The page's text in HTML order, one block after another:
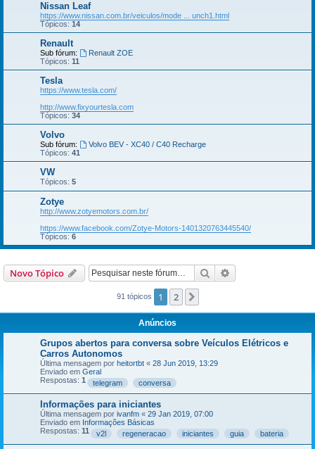
Nissan Leaf
https://www.nissan.com.br/veiculos/mode ... unch1.html
Tópicos: 14
Renault
Sub fórum:
Renault ZOE
Tópicos: 11
Tesla
https://www.tesla.com/
http://www.fixyourtesla.com
Tópicos: 34
Volvo
Sub fórum:
Volvo BEV - XC40 / C40 Recharge
Tópicos: 41
VW
Tópicos: 5
Zotye
http://www.zotyemotors.com.br/
https://www.facebook.com/Zotye-Motors-1401320763445540/
Tópicos: 6
Novo Tópico Pesquisar
91 tópicos 1 2
Anúncios
Grupos abertos para conversa sobre Veículos Elétricos e
Carros Autonomos
Última mensagem por heitortbt « 28 Jun 2019, 13:29
Enviado em Geral
Respostas: 1 telegram conversa
Informações para iniciantes
Última mensagem por ivanfm « 29 Jan 2019, 07:00
Enviado em Informações Básicas
Respostas: 11 v2l regeneracao iniciantes guia bateria